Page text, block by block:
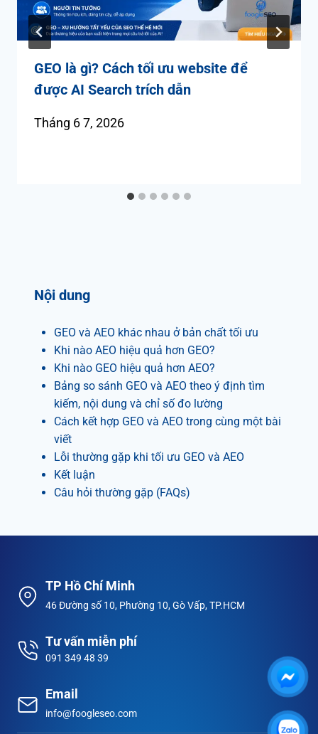
GEO là gì? Cách tối ưu website để
được AI Search trích dẫn
Tháng 6 7, 2026
Nội dung
GEO và AEO khác nhau ở bản chất tối ưu
Khi nào AEO hiệu quả hơn GEO?
Khi nào GEO hiệu quả hơn AEO?
Bảng so sánh GEO và AEO theo ý định tìm
kiếm, nội dung và chỉ số đo lường
Cách kết hợp GEO và AEO trong cùng một bài
viết
Lỗi thường gặp khi tối ưu GEO và AEO
Kết luận
Câu hỏi thường gặp (FAQs)
TP Hồ Chí Minh
46 Đường số 10, Phường 10, Gò Vấp, TP.HCM
Tư vấn miễn phí
091 349 48 39
Email
info@foogleseo.com